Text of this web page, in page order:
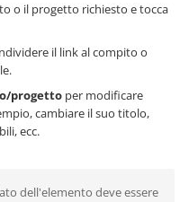
o il progetto richiesto e tocca
il link al compito o
progetto per modificare
cambiare il suo titolo,
ecc.
dell'elemento deve essere